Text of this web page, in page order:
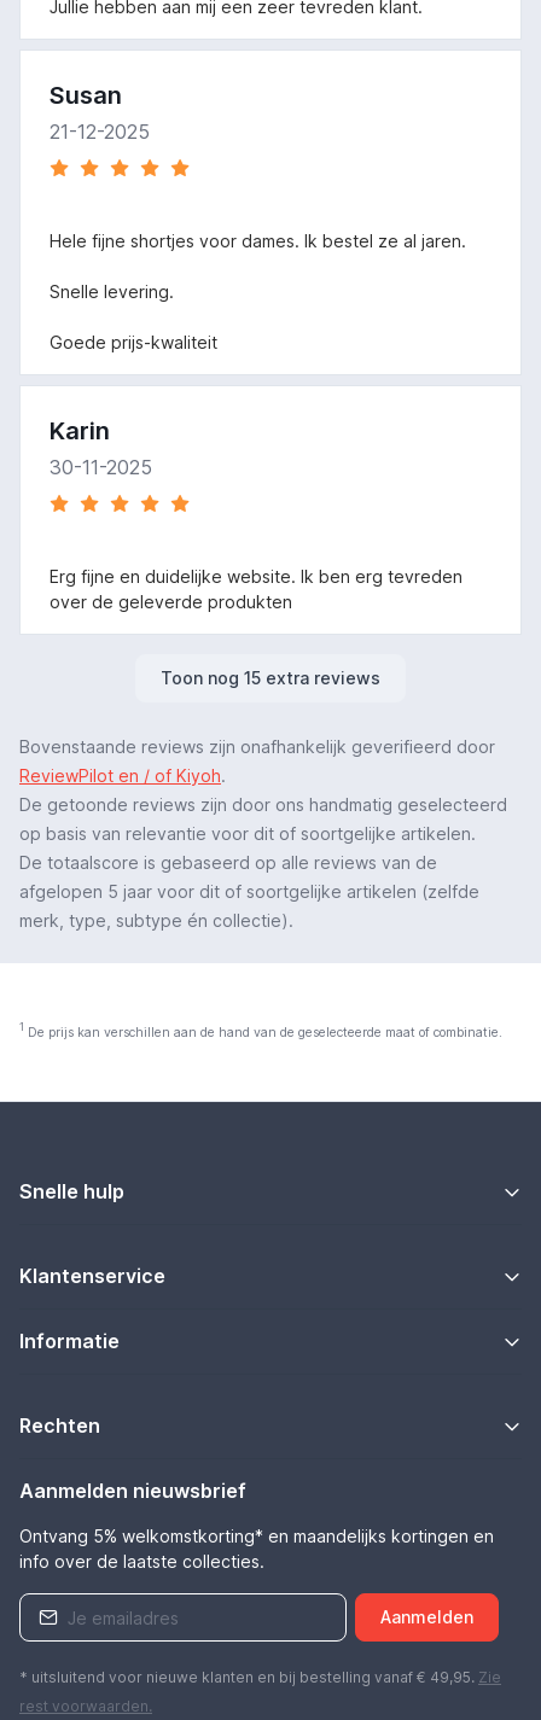
Jullie hebben aan mij een zeer tevreden klant.
Susan
21-12-2025
Hele fijne shortjes voor dames. Ik bestel ze al jaren.
Snelle levering.
Goede prijs-kwaliteit
Karin
30-11-2025
Erg fijne en duidelijke website. Ik ben erg tevreden
over de geleverde produkten
Toon nog 15 extra reviews
Bovenstaande reviews zijn onafhankelijk geverifieerd door
ReviewPilot en / of Kiyoh.
De getoonde reviews zijn door ons handmatig geselecteerd
op basis van relevantie voor dit of soortgelijke artikelen.
De totaalscore is gebaseerd op alle reviews van de
afgelopen 5 jaar voor dit of soortgelijke artikelen (zelfde
merk, type, subtype én collectie).
1 De prijs kan verschillen aan de hand van de geselecteerde maat of combinatie.
Snelle hulp
Klantenservice
Informatie
Rechten
Aanmelden nieuwsbrief
Ontvang 5% welkomstkorting* en maandelijks kortingen en
info over de laatste collecties.
Aanmelden
* uitsluitend voor nieuwe klanten en bij bestelling vanaf € 49,95. Zie
rest voorwaarden.